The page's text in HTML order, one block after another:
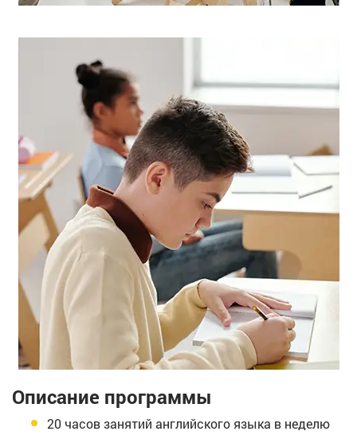
Описание программы
20 часов занятий английского языка в неделю